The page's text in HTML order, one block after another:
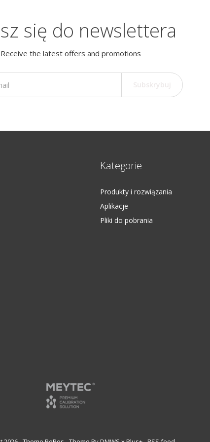
się do newslettera
Receive the latest offers and promotions
Kategorie
Produkty i rozwiązania
Aplikacje
Pliki do pobrania